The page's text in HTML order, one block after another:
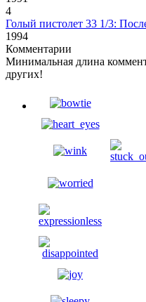
4
Голый пистолет 33 1/3:
1994
Комментарии
Минимальная длина
других!